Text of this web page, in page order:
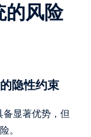
的风险
隐性约束
显著优势，但
。